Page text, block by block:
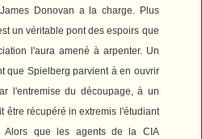
Donovan a la charge. Plus
un véritable pont des espoirs que
l'aura amené à arpenter. Un
que Spielberg parvient à en ouvrir
l'entremise du découpage, à un
être récupéré in extremis l'étudiant
Alors que les agents de la CIA